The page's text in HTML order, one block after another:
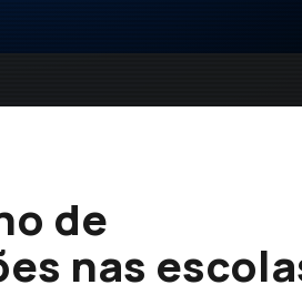
de
nas